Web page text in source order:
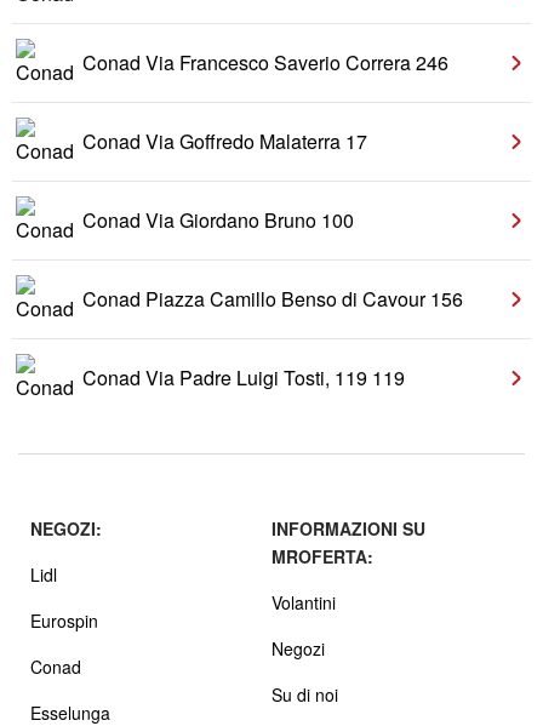
Conad Via Francesco Saverio Correra 246
Conad Via Goffredo Malaterra 17
Conad Via Giordano Bruno 100
Conad Piazza Camillo Benso di Cavour 156
Conad Via Padre Luigi Tosti, 119 119
NEGOZI:
Lidl
Eurospin
Conad
Esselunga
INFORMAZIONI SU
MROFERTA:
Volantini
Negozi
Su di noi